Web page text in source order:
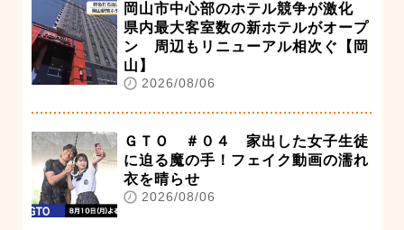
岡山市中心部のホテル競争が激化
県内最大客室数の新ホテルがオープ
ン 周辺もリニューアル相次ぐ【岡
山】
2026/08/06
ＧＴＯ ＃０４ 家出した女子生徒
に迫る魔の手！フェイク動画の濡れ
衣を晴らせ
2026/08/06